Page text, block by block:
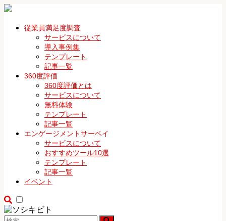
従業員満足度調査
サービスについて
導入事例集
テンプレート
記事一覧
360度評価
360度評価とは
サービスについて
無料体験
テンプレート
記事一覧
エンゲージメントサーベイ
サービスについて
おすすめツール10選
テンプレート
記事一覧
イベント